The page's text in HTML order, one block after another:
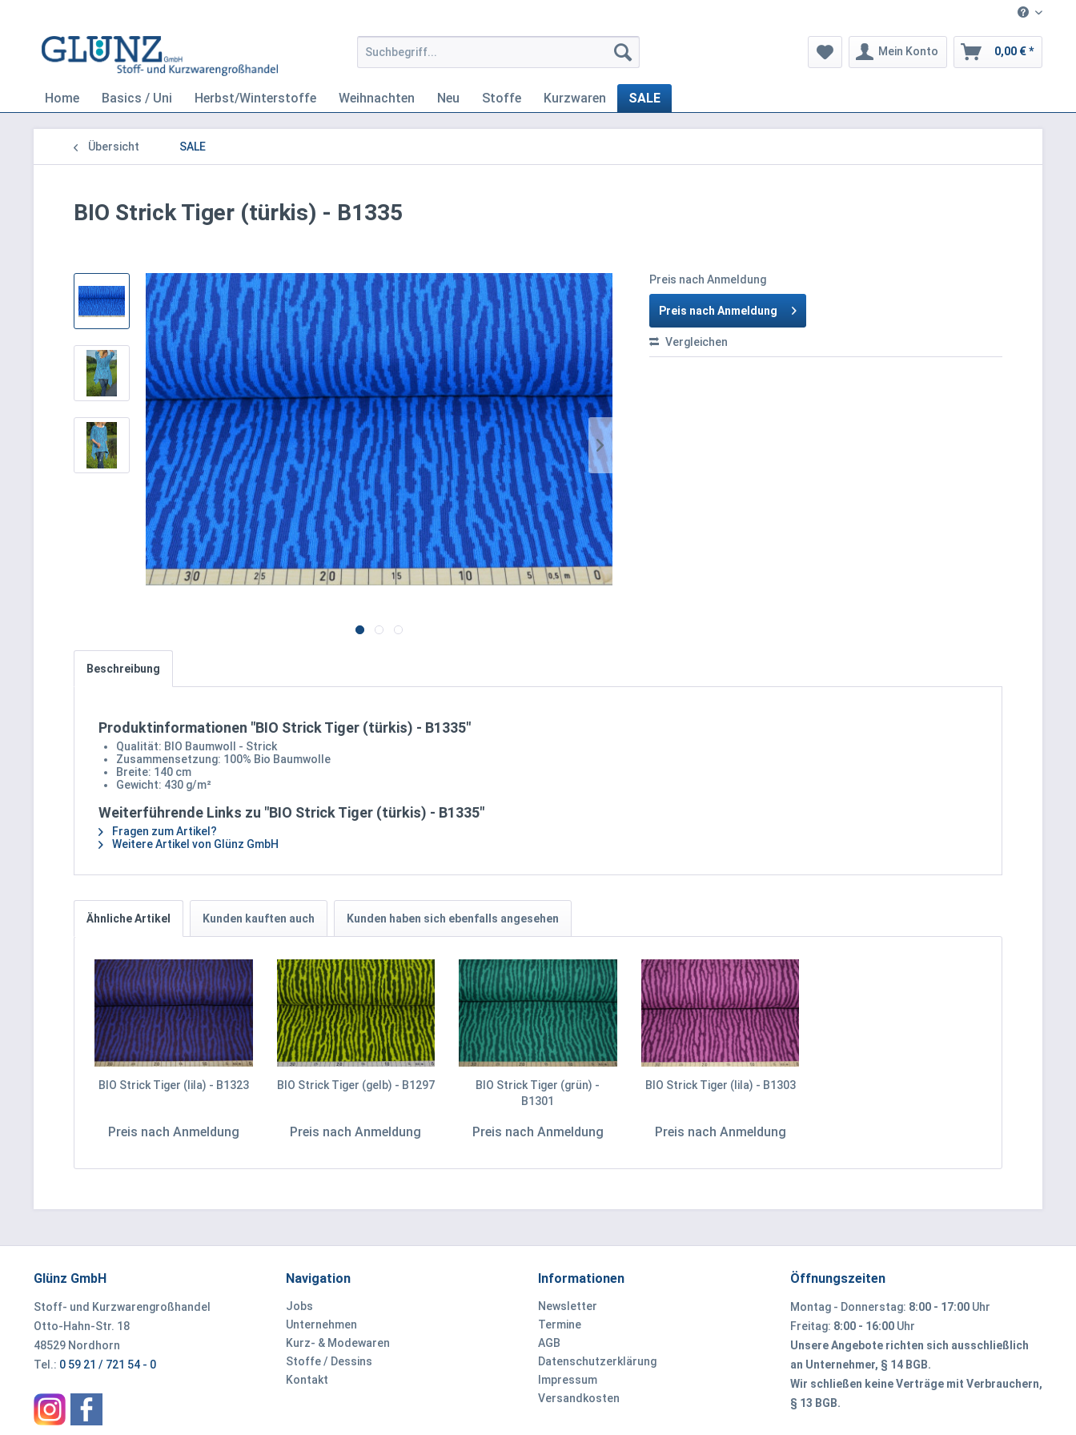
Mein Konto 0,00 € *
Home Basics / Uni Herbst/Winterstoffe Weihnachten Neu Stoffe Kurzwaren SALE
Übersicht SALE
BIO Strick Tiger (türkis) - B1335
Preis nach Anmeldung
Preis nach Anmeldung
Vergleichen
Beschreibung
Produktinformationen "BIO Strick Tiger (türkis) - B1335"
Qualität: BIO Baumwoll - Strick
Zusammensetzung: 100% Bio Baumwolle
Breite: 140 cm
Gewicht: 430 g/m²
Weiterführende Links zu "BIO Strick Tiger (türkis) - B1335"
Fragen zum Artikel?
Weitere Artikel von Glünz GmbH
Ähnliche Artikel Kunden kauften auch Kunden haben sich ebenfalls angesehen
BIO Strick Tiger (lila) - B1323
Preis nach Anmeldung
BIO Strick Tiger (gelb) - B1297
Preis nach Anmeldung
BIO Strick Tiger (grün) -
B1301
Preis nach Anmeldung
BIO Strick Tiger (lila) - B1303
Preis nach Anmeldung
Glünz GmbH
Stoff- und Kurzwarengroßhandel
Otto-Hahn-Str. 18
48529 Nordhorn
Tel.: 0 59 21 / 721 54 - 0
Navigation
Jobs
Unternehmen
Kurz- & Modewaren
Stoffe / Dessins
Kontakt
Informationen
Newsletter
Termine
AGB
Datenschutzerklärung
Impressum
Versandkosten
Öffnungszeiten
Montag - Donnerstag: 8:00 - 17:00 Uhr
Freitag: 8:00 - 16:00 Uhr
Unsere Angebote richten sich ausschließlich
an Unternehmer, § 14 BGB.
Wir schließen keine Verträge mit Verbrauchern,
§ 13 BGB.